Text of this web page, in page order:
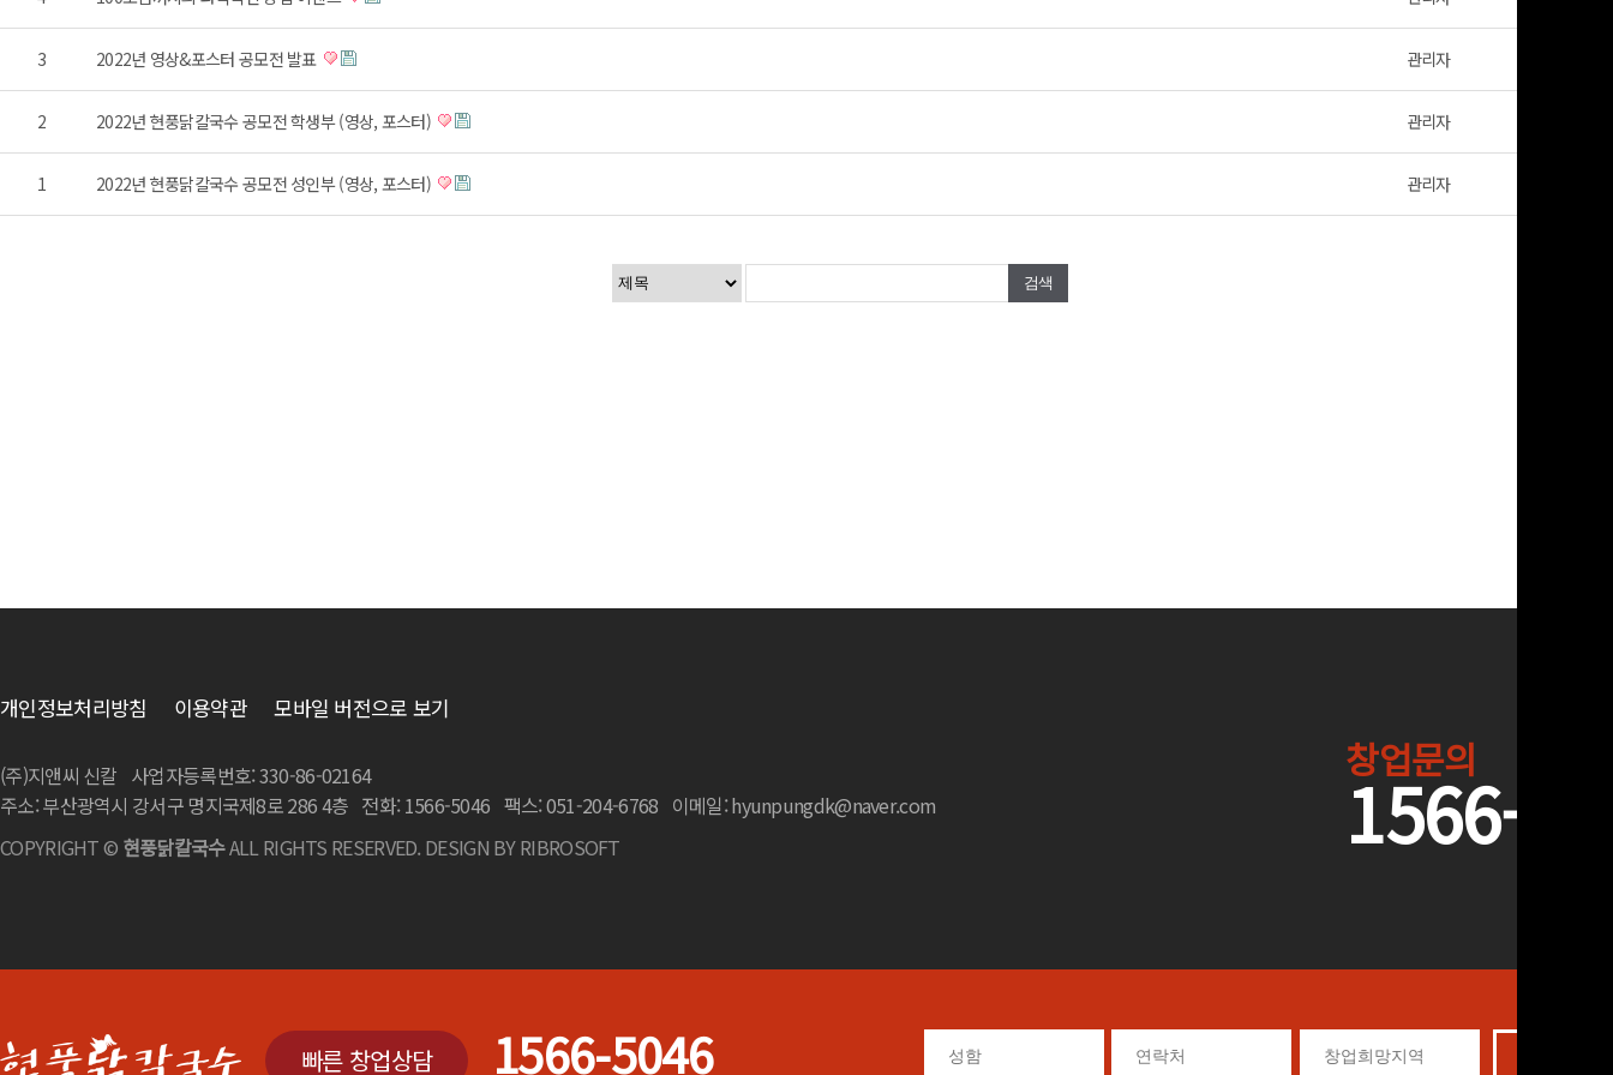
3 2022년 영상&포스터 공모전 발표 관리자
2 2022년 현풍닭칼국수 공모전 학생부 (영상, 포스터) 관리자
1 2022년 현풍닭칼국수 공모전 성인부 (영상, 포스터) 관리자
개인정보처리방침 이용약관 모바일 버전으로 보기
(주)지앤씨 신칼 사업자등록번호: 330-86-02164
주소: 부산광역시 강서구 명지국제8로 286 4층 전화: 1566-5046 팩스: 051-204-6768 이메일: hyunpungdk@naver.com
COPYRIGHT © 현풍닭칼국수ALL RIGHTS RESERVED. DESIGN BYRIBROSOFT
창업문의
1566-
빠른 창업상담 1566-5046